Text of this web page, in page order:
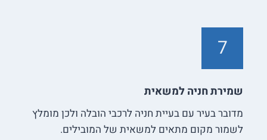
7
שמירת חניה למשאית
מדובר בעיר עם בעיית חניה לרכבי הובלה ולכן מומלץ
לשמור מקום מתאים למשאית של המובילים.